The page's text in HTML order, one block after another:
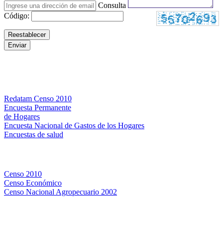
Consulta
Código:
Redatam Censo 2010
Encuesta Permanente
de Hogares
Encuesta Nacional de Gastos de los Hogares
Encuestas de salud
Censo 2010
Censo Económico
Censo Nacional Agropecuario 2002